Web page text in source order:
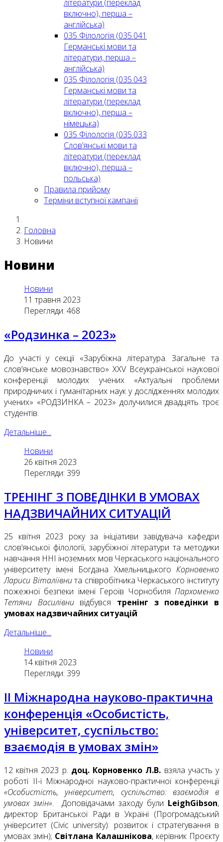
літератури (переклад
включно), перша –
англійська)
035 Філологія (035.041
Германські мови та
літератури, перша –
англійська)
035 Філологія (035.043
Германські мови та
літератури (переклад
включно), перша –
німецька)
035 Філологія (035.033
Слов’янські мови та
літератури (переклад
включно), перша –
польська)
Правила прийому
Терміни вступної кампанії
Головна
Новини
Новини
Новини
11 травня 2023
Перегляди: 468
«Родзинка – 2023»
До участі у секції «Зарубіжна література. Загальне та
слов’янське мовознавство» XХV Всеукраїнської наукової
конференції молодих учених «Актуальні проблеми
природничих і гуманітарних наук у дослідженнях молодих
учених» «РОДЗИНКА – 2023» долучилися двадцять троє
студентів.
Детальніше...
Новини
26 квітня 2023
Перегляди: 399
ТРЕНІНГ З ПОВЕДІНКИ В УМОВАХ
НАДЗВИЧАЙНИХ СИТУАЦІЙ
25 квітня 2023 року за ініціативи завідувача кафедри
слов’янської філології, зарубіжної літератури та методики
навчання ННІ іноземних мов Черкаського національного
університету імені Богдана Хмельницького Корновенко
Лариси Віталіївнита співробітника Черкаського інституту
пожежної безпеки імені Героїв Чорнобиля Пархоменко
Тетяни Василівнивідбувся тренінг з поведінки в
умовах надзвичайних ситуацій
Детальніше...
Новини
14 квітня 2023
Перегляди: 399
ІІ Міжнародна науково-практична
конференція «Особистість,
університет, суспільство:
взаємодія в умовах змін»
12 квітня 2023 р. доц. Корновенко Л.В. взяла участь у
роботі ІІ-ї Міжнародної науково-практичної конференції
«Особистість, університет, суспільство: взаємодія в
умовах змін». Доповідачами заходу були LeighGibson,
директор Британської Ради в Україні (Прогромадський
університет (Civic university): розвиток і стратегування в
умовах змін); Світлана Калашнікова, керівник Проєкту